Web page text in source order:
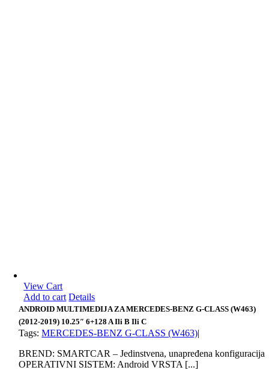
View Cart
Add to cart Details
ANDROID MULTIMEDIJA ZA MERCEDES-BENZ G-CLASS (W463)
(2012-2019) 10.25″ 6+128 A Ili B Ili C
Tags:MERCEDES-BENZ G-CLASS (W463)|
BREND: SMARTCAR – Jedinstvena, unapređena konfiguracija
OPERATIVNI SISTEM: Android VRSTA [...]